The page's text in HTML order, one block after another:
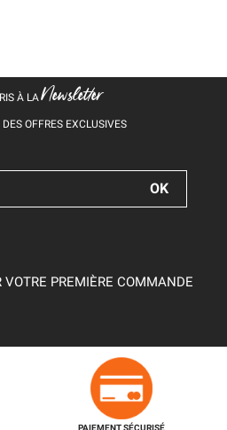
À LANewsletter
OFFRES EXCLUSIVES
VOTRE PREMIÈRE COMMANDE
PAIEMENT SÉCURISÉ